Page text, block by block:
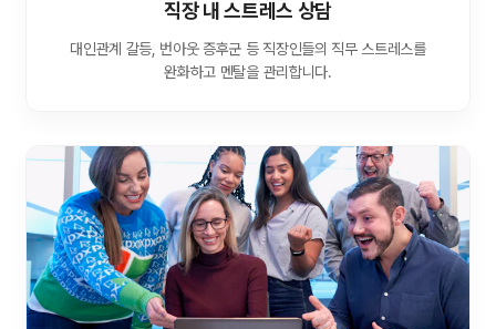
직장 내 스트레스 상담
대인관계 갈등, 번아웃 증후군 등 직장인들의 직무 스트레스를
완화하고 멘탈을 관리합니다.